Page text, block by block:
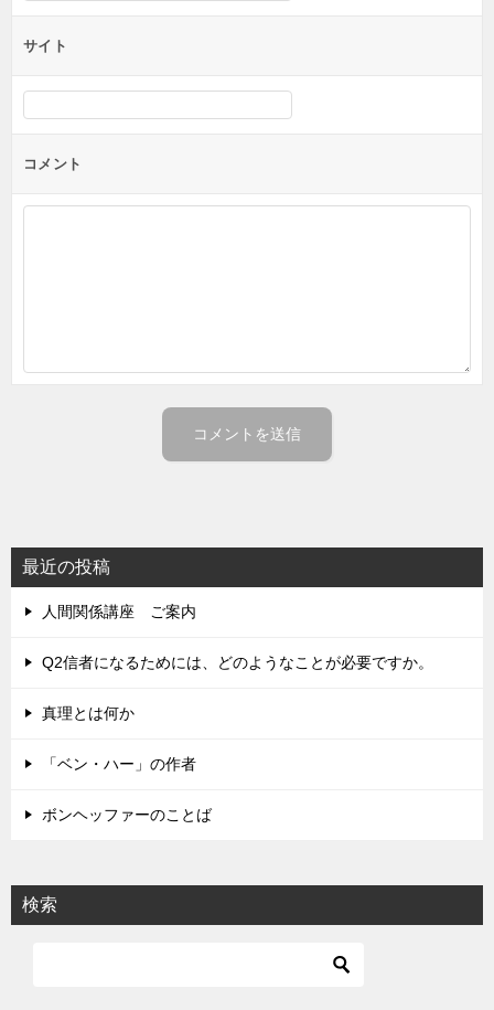
サイト
コメント
最近の投稿
人間関係講座 ご案内
Q2信者になるためには、どのようなことが必要ですか。
真理とは何か
「ベン・ハー」の作者
ボンヘッファーのことば
検索